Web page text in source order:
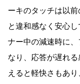
ーキのタッチは以
と違和感なく安心
ナー中の減速時に、
なり、応答が遅れ
えると軽快さもあ